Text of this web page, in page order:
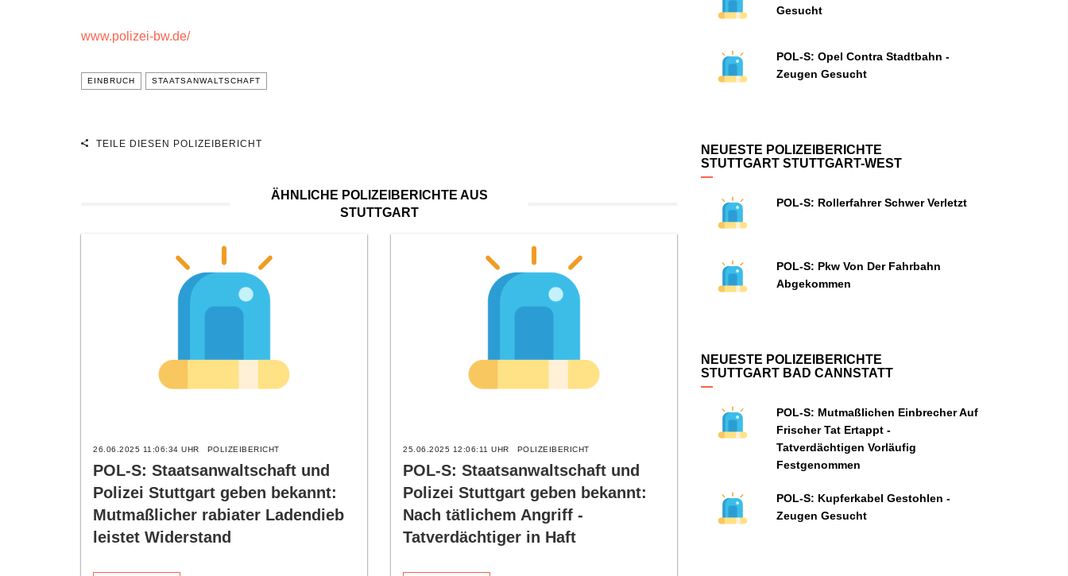
www.polizei-bw.de/
EINBRUCH STAATSANWALTSCHAFT
TEILE DIESEN POLIZEIBERICHT
ÄHNLICHE POLIZEIBERICHTE AUS
STUTTGART
26.06.2025 11:06:34 UHR POLIZEIBERICHT
POL-S: Staatsanwaltschaft und
Polizei Stuttgart geben bekannt:
Mutmaßlicher rabiater Ladendieb
leistet Widerstand
25.06.2025 12:06:11 UHR POLIZEIBERICHT
POL-S: Staatsanwaltschaft und
Polizei Stuttgart geben bekannt:
Nach tätlichem Angriff -
Tatverdächtiger in Haft
Gesucht
POL-S: Opel Contra Stadtbahn -
Zeugen Gesucht
NEUESTE POLIZEIBERICHTE
STUTTGART STUTTGART-WEST
POL-S: Rollerfahrer Schwer Verletzt
POL-S: Pkw Von Der Fahrbahn
Abgekommen
NEUESTE POLIZEIBERICHTE
STUTTGART BAD CANNSTATT
POL-S: Mutmaßlichen Einbrecher Auf
Frischer Tat Ertappt -
Tatverdächtigen Vorläufig
Festgenommen
POL-S: Kupferkabel Gestohlen -
Zeugen Gesucht